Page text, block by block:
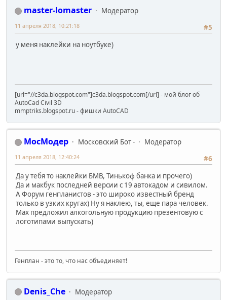
master-lomaster
Модератор
#5
11 апреля 2018, 10:21:18
у меня наклейки на ноутбуке)
[url="//c3da.blogspot.com"]c3da.blogspot.com[/url] - мой блог об
AutoCad Civil 3D
mmptriks.blogspot.ru - фишки AutoCAD
МосМодер Московский Бот -
Модератор
#6
11 апреля 2018, 12:40:24
Да у тебя то наклейки БМВ, Тинькоф банка и прочего)
Да и макбук последней версии с 19 автокадом и сивилом.
А Форум генпланистов - это широко известный бренд
только в узких кругах) Ну я наклею, ты, еще пара человек.
Мах предложил алкогольную продукцию презентовую с
логотипами выпускать)
Генплан - это то, что нас объединяет!
Denis_Che
Модератор